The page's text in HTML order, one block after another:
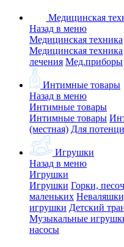
Медицинская
Назад в меню
Медицинская техника
Медицинская техника
лечения Мед.приборы
Интимные товары
Назад в меню
Интимные товары
Интимные товары
(местная) Для
Игрушки
Назад в меню
Игрушки
Игрушки Горки,
маленьких
игрушки Детский
Музыкальные
насосы